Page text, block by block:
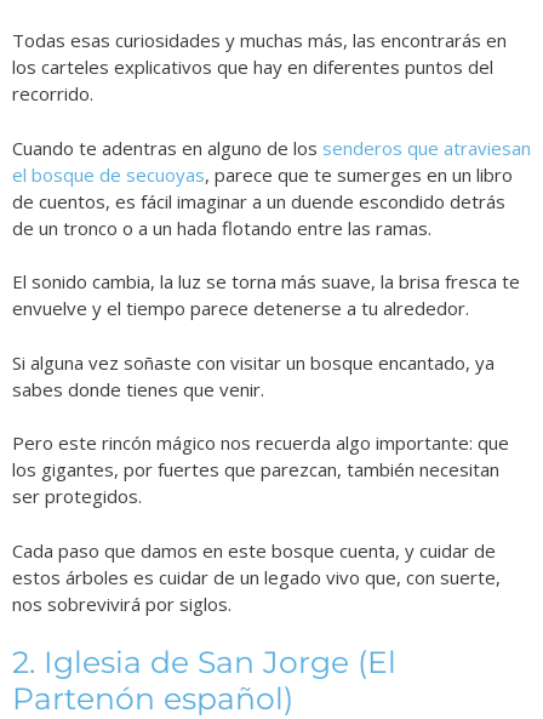
Todas esas curiosidades y muchas más, las encontrarás en
los carteles explicativos que hay en diferentes puntos del
recorrido.
Cuando te adentras en alguno de los senderos que atraviesan
el bosque de secuoyas, parece que te sumerges en un libro
de cuentos, es fácil imaginar a un duende escondido detrás
de un tronco o a un hada flotando entre las ramas.
El sonido cambia, la luz se torna más suave, la brisa fresca te
envuelve y el tiempo parece detenerse a tu alrededor.
Si alguna vez soñaste con visitar un bosque encantado, ya
sabes donde tienes que venir.
Pero este rincón mágico nos recuerda algo importante: que
los gigantes, por fuertes que parezcan, también necesitan
ser protegidos.
Cada paso que damos en este bosque cuenta, y cuidar de
estos árboles es cuidar de un legado vivo que, con suerte,
nos sobrevivirá por siglos.
2. Iglesia de San Jorge (El
Partenón español)